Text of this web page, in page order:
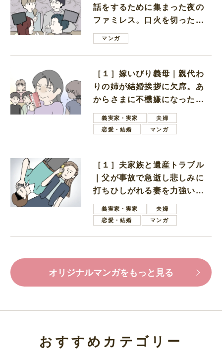
話をするために集まった夜の
ファミレス。口火を切ったの
は電車好きの男の子ママ
マンガ
［１］嫁いびり義母｜親代わ
りの姉が結婚挨拶に欠席。あ
からさまに不機嫌になった義
母義実家・実家
夫婦
恋愛・結婚
マンガ
［１］夫家族と遺産トラブル
｜父が事故で急逝し悲しみに
打ちひしがれる妻を力強い言
葉で励ます夫
義実家・実家
夫婦
恋愛・結婚
マンガ
オリジナルマンガをもっと見る
おすすめカテゴリー